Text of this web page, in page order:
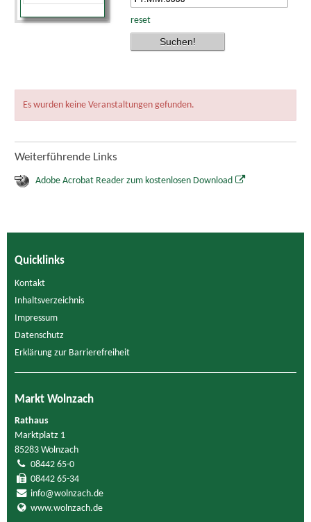
reset
Es wurden keine Veranstaltungen gefunden.
Weiterführende Links
Adobe Acrobat Reader zum kostenlosen Download
Quicklinks
Kontakt
Inhaltsverzeichnis
Impressum
Datenschutz
Erklärung zur Barrierefreiheit
Markt Wolnzach
Rathaus
Marktplatz 1
85283 Wolnzach
08442 65-0
08442 65-34
info@wolnzach.de
www.wolnzach.de